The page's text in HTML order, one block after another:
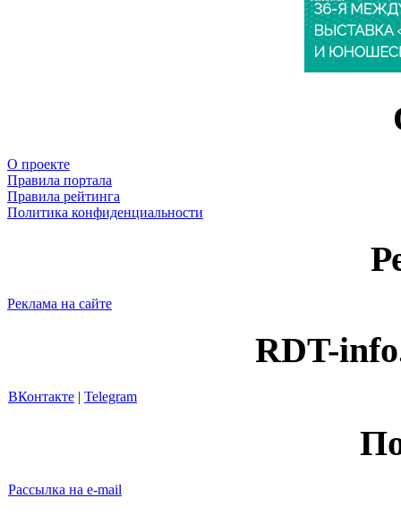
О проекте
Правила портала
Правила рейтинга
Политика конфиденциальности
Реклама на сайте
RDT-
ВКонтакте | Telegram
Рассылка на e-mail